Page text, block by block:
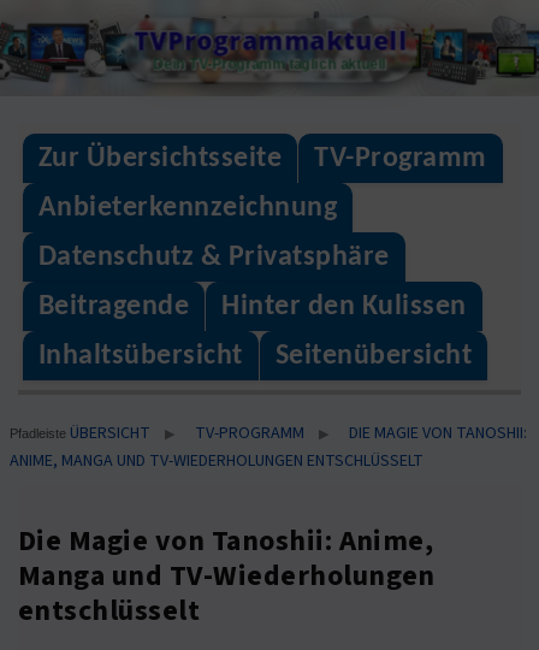
Skip
to
TVProgrammaktuell
Dein TV-Programm täglich aktuell
Zur Übersichtsseite
TV-Programm
Anbieterkennzeichnung
Datenschutz & Privatsphäre
Beitragende
Hinter den Kulissen
Inhaltsübersicht
Seitenübersicht
Pfadleiste ÜBERSICHT ▶ TV-PROGRAMM ▶
DIE MAGIE VON TANOSHII:
ANIME, MANGA UND TV-WIEDERHOLUNGEN ENTSCHLÜSSELT
Die Magie von Tanoshii: Anime,
Manga und TV-Wiederholungen
entschlüsselt